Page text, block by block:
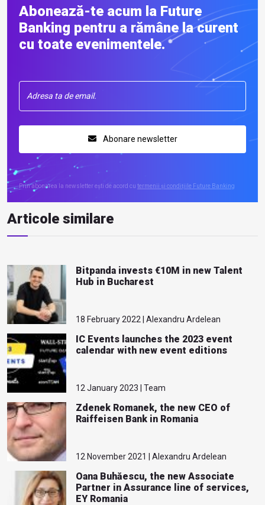
Abonează-te acum la Future
Banking pentru a rămâne la curent
cu toate evenimentele.
Abonare newsletter
Prin abonarea la newsletter ești de acord cu termenii și condițiile Future Banking
Articole similare
Bitpanda invests €10M in new Talent
Hub in Bucharest
18 February 2022 | Alexandru Ardelean
IC Events launches the 2023 event
calendar with new event editions
12 January 2023 | Team
Zdenek Romanek, the new CEO of
Raiffeisen Bank in Romania
12 November 2021 | Alexandru Ardelean
Oana Buhăescu, the new Associate
Partner in Assurance line of services,
EY Romania